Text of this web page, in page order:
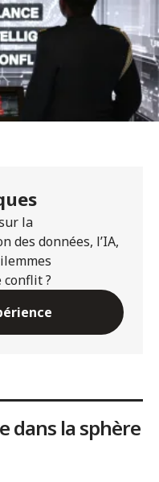
la
des données, l’IA,
?
dans la sphère